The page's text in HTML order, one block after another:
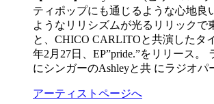
ティポップにも通じるような心地
ようなリリシズムが光るリリックで
と、CHICO CARLITOと共演したタ
年2月27日、EP”pride.”をリリース
にシンガーのAshleyと共 にラジオ
アーティストページへ